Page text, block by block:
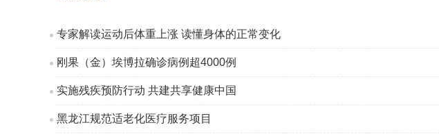
专家解读运动后体重上涨 读懂身体的正常变化
刚果（金）埃博拉确诊病例超4000例
实施残疾预防行动 共建共享健康中国
黑龙江规范适老化医疗服务项目